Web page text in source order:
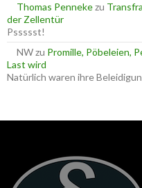
Thomas Pennekezu
der Zellentür
Pssssst!
NWzu Promille, Pöbeleien,
Last wird
Natürlich waren ihre